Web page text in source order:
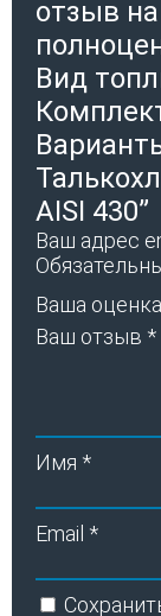
отзыв
Вид
AISI 430”
Ваш адрес
Ваша оценка
Ваш отзыв *
Имя *
Email *